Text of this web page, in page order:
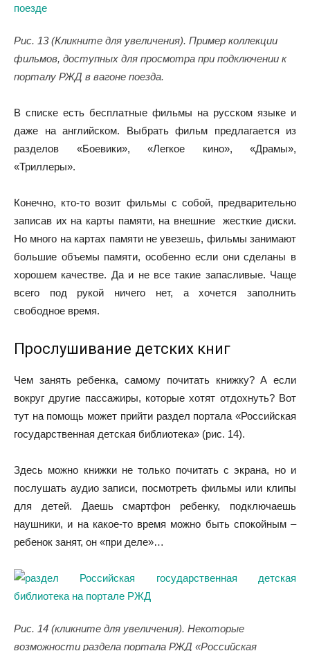
Рис. 13 (Кликните для увеличения). Пример коллекции
фильмов, доступных для просмотра при подключении к
порталу РЖД в вагоне поезда.
В списке есть бесплатные фильмы на русском языке и
даже на английском. Выбрать фильм предлагается из
разделов «Боевики», «Легкое кино», «Драмы»,
«Триллеры».
Конечно, кто-то возит фильмы с собой, предварительно
записав их на карты памяти, на внешние жесткие диски.
Но много на картах памяти не увезешь, фильмы занимают
большие объемы памяти, особенно если они сделаны в
хорошем качестве. Да и не все такие запасливые. Чаще
всего под рукой ничего нет, а хочется заполнить
свободное время.
Прослушивание детских книг
Чем занять ребенка, самому почитать книжку? А если
вокруг другие пассажиры, которые хотят отдохнуть? Вот
тут на помощь может прийти раздел портала «Российская
государственная детская библиотека» (рис. 14).
Здесь можно книжки не только почитать с экрана, но и
послушать аудио записи, посмотреть фильмы или клипы
для детей. Даешь смартфон ребенку, подключаешь
наушники, и на какое-то время можно быть спокойным –
ребенок занят, он «при деле»…
Рис. 14 (кликните для увеличения). Некоторые
возможности раздела портала РЖД «Российская